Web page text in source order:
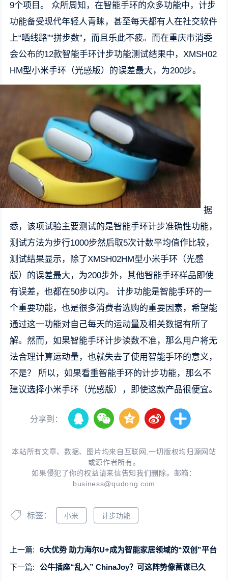
9个项目。 众所周知，在智能手环的众多功能中，计步
功能备受现代年轻人青睐，甚至每天都有人在社交软件
上“晒线路”“拼步数”，而且乐此不疲。而在重庆市消委
会公布的12款智能手环计步功能测试结果中，XMSH02
HM型小米手环（光感版）的误差最大，为200步。
据
悉，该项试验主要测试的是智能手环计步准确性功能，
测试方法为步行1000步然后取5次计数平均值作比较，
测试结果显示，除了XMSH02HM型小米手环（光感
版）的误差最大，为200步外，其他智能手环样品即使
有误差，也都在50步以内。 计步功能是智能手环的一
个重要功能，也是很多消费者选购的重要因素，希望能
通过这一功能对自己每天的运动量及相关数据有所了
解。然而，如果智能手环计步读数不准，那么用户将无
法合理计算运动量，也就失去了使用智能手环的意义，
不是？ 所以，如果看重智能手环的计步功能，那么不
建议选择小米手环（光感版），即使这款产品很便宜。
分享到：
本站所有文章、数据、图片均来自互联网,一切版权均归源网站
或源作者所有。
如果侵犯了你的权益请来信告知我们删除。邮箱：
business@qudong.com
标签： 小米 计步功能
上一篇:
6大优势 助力海尔U+成为智能家居领域的“双创”平台
下一篇:
公牛插座“乱入” ChinaJoy？可这阵势像蓄谋已久